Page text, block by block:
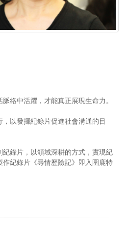
絡中活躍，才能真正展現生命力。
以發揮紀錄片促進社會溝通的目
錄片，以領域深耕的方式，實現紀
紀錄片《尋情歷險記》即入圍鹿特